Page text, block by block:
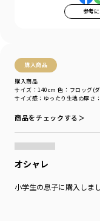
参考
購入商品
購入商品
サイズ感 ：ゆったり 生地の厚さ
サイズ：140cm 色：フロッグ(
商品をチェックする＞
オシャレ
小学生の息子に購入しま